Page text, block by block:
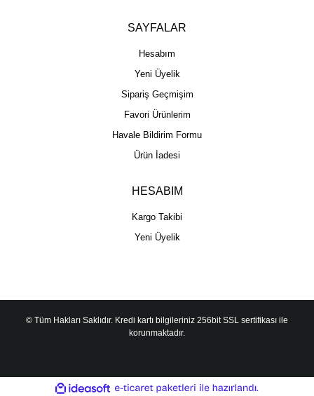
SAYFALAR
Hesabım
Yeni Üyelik
Sipariş Geçmişim
Favori Ürünlerim
Havale Bildirim Formu
Ürün İadesi
HESABIM
Kargo Takibi
Yeni Üyelik
© Tüm Hakları Saklıdır. Kredi kartı bilgileriniz 256bit SSL sertifikası ile
korunmaktadır.
ideasoft e-